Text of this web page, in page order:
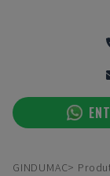
GINDUMAC